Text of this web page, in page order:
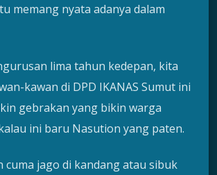
memang nyata adanya dalam
lima tahun kedepan, kita
kawan di DPD IKANAS Sumut ini
gebrakan yang bikin warga
ini baru Nasution yang paten.
cuma jago di kandang atau sibuk